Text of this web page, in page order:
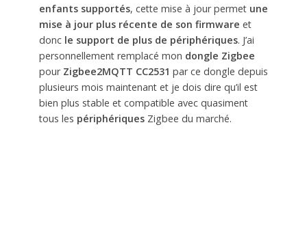
enfants supportés, cette mise à jour permet une
mise à jour plus récente de son firmware et
donc le support de plus de périphériques. J’ai
personnellement remplacé mon dongle Zigbee
pour Zigbee2MQTT CC2531 par ce dongle depuis
plusieurs mois maintenant et je dois dire qu’il est
bien plus stable et compatible avec quasiment
tous les périphériques Zigbee du marché.